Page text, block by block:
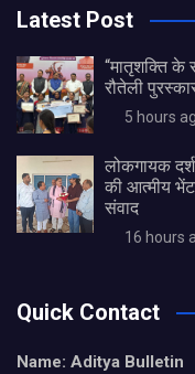
Latest Post
“मातृशक्ति के
रौतेली
5 hours
लोकगायक
की आत्मीय
संवाद
16 hours
Quick Contact
Name: Aditya Bulletin